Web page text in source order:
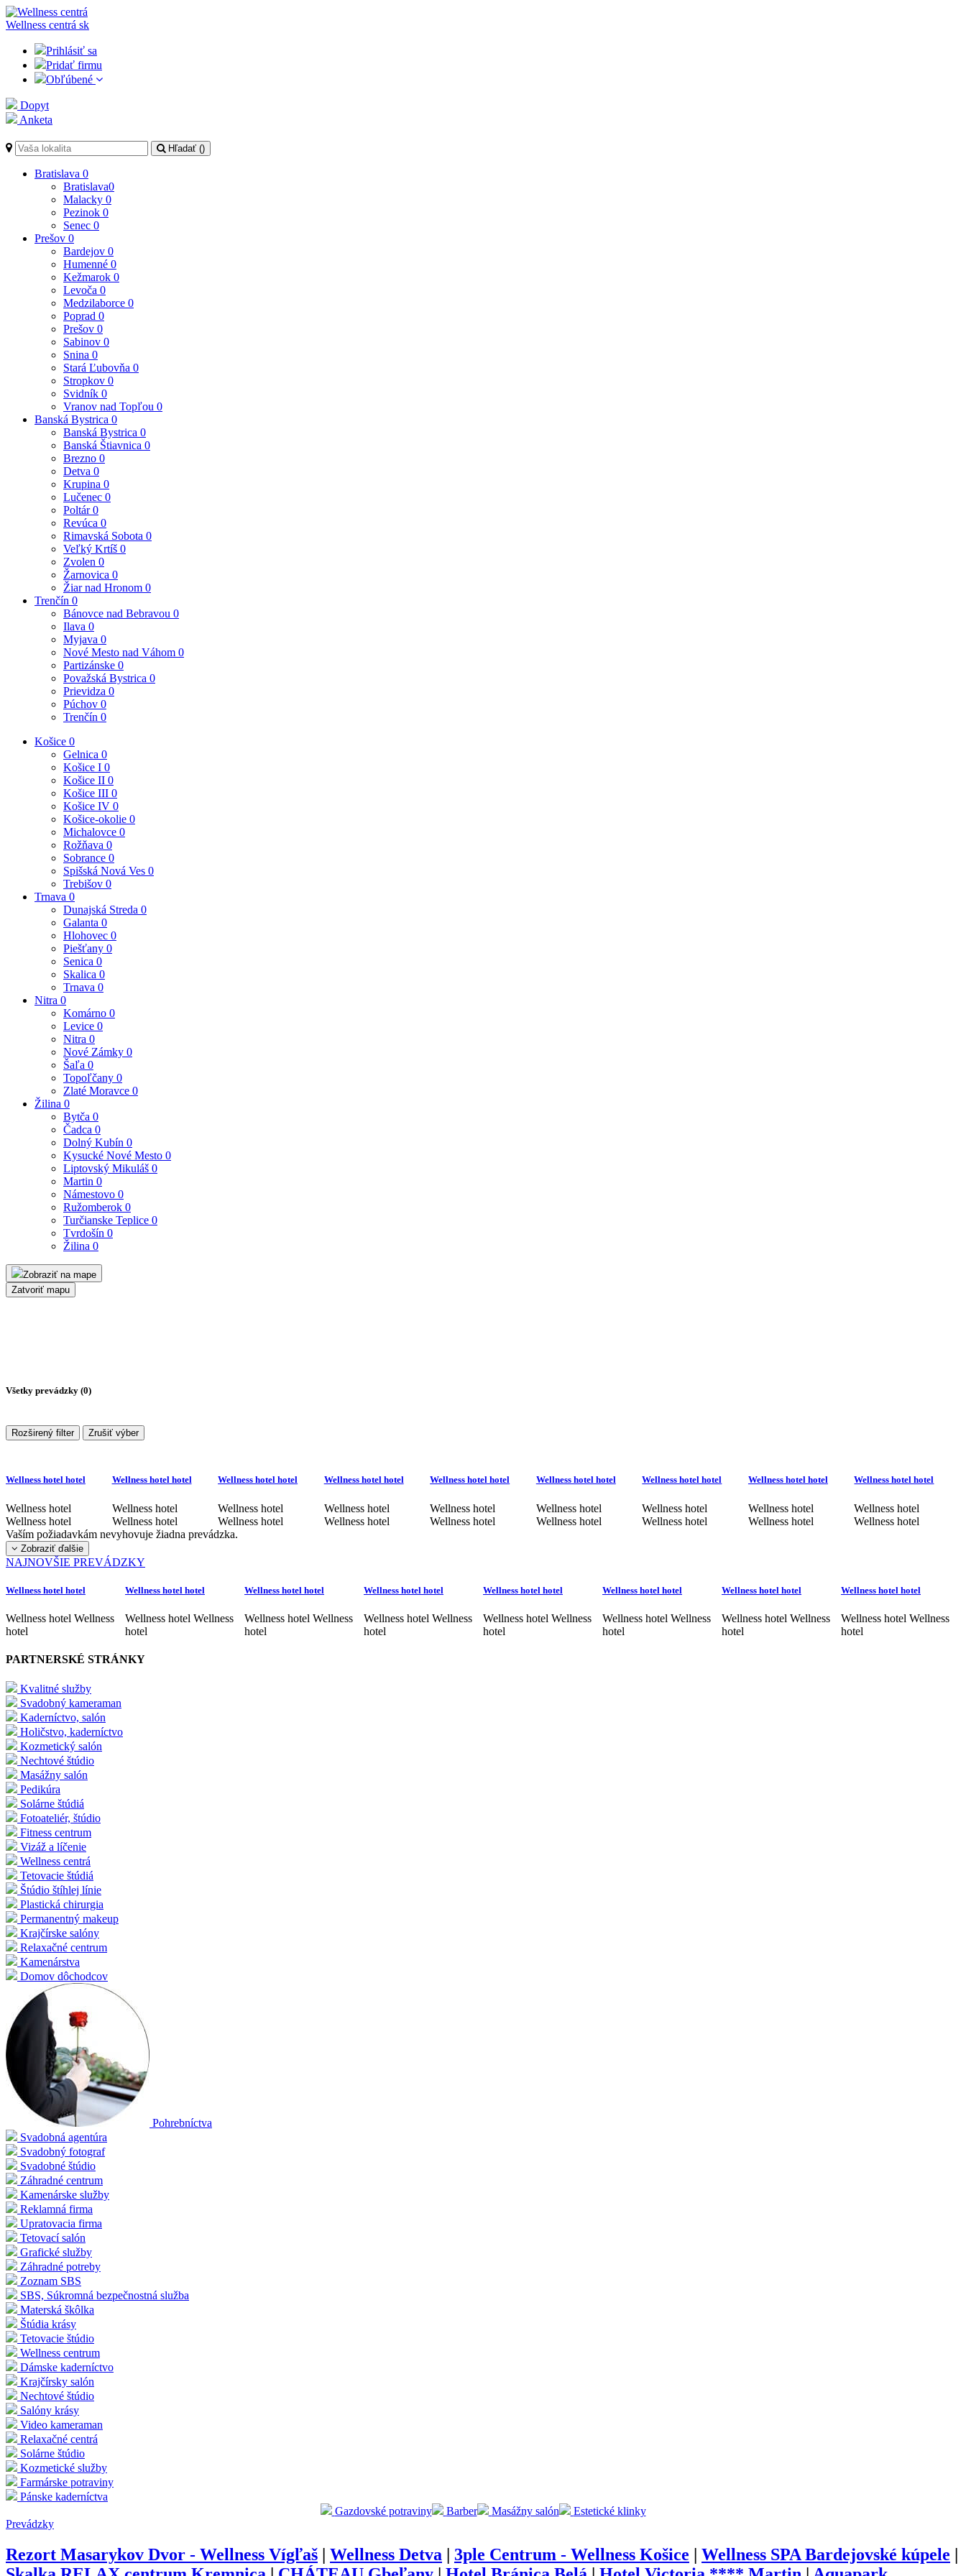
Wellness centrá sk
Prihlásiť sa
Pridať firmu
Obľúbené
Dopyt
Anketa
Hľadať ()
Bratislava 0
Bratislava0
Malacky 0
Pezinok 0
Senec 0
Prešov 0
Bardejov 0
Humenné 0
Kežmarok 0
Levoča 0
Medzilaborce 0
Poprad 0
Prešov 0
Sabinov 0
Snina 0
Stará Ľubovňa 0
Stropkov 0
Svidník 0
Vranov nad Topľou 0
Banská Bystrica 0
Banská Bystrica 0
Banská Štiavnica 0
Brezno 0
Detva 0
Krupina 0
Lučenec 0
Poltár0
Revúca 0
Rimavská Sobota 0
Veľký Krtíš 0
Zvolen 0
Žarnovica 0
Žiar nad Hronom 0
Trenčín 0
Bánovce nad Bebravou 0
Ilava 0
Myjava 0
Nové Mesto nad Váhom 0
Partizánske 0
Považská Bystrica 0
Prievidza 0
Púchov 0
Trenčín 0
Košice 0
Gelnica 0
Košice I 0
Košice II 0
Košice III 0
Košice IV 0
Košice-okolie 0
Michalovce 0
Rožňava 0
Sobrance 0
Spišská Nová Ves 0
Trebišov 0
Trnava 0
Dunajská Streda 0
Galanta 0
Hlohovec 0
Piešťany 0
Senica 0
Skalica 0
Trnava 0
Nitra 0
Komárno 0
Levice 0
Nitra 0
Nové Zámky 0
Šaľa 0
Topoľčany 0
Zlaté Moravce 0
Žilina 0
Bytča 0
Čadca 0
Dolný Kubín 0
Kysucké Nové Mesto 0
Liptovský Mikuláš 0
Martin 0
Námestovo 0
Ružomberok 0
Turčianske Teplice 0
Tvrdošín 0
Žilina 0
Zobraziť na mape
Zatvoriť mapu
Všetky prevádzky (0)
Rozširený filter Zrušiť výber
Wellness hotel hotel
Wellness hotel
Wellness hotel
Wellness hotel hotel
Wellness hotel
Wellness hotel
Wellness hotel hotel
Wellness hotel
Wellness hotel
Wellness hotel hotel
Wellness hotel
Wellness hotel
Wellness hotel hotel
Wellness hotel
Wellness hotel
Wellness hotel hotel
Wellness hotel
Wellness hotel
Wellness hotel hotel
Wellness hotel
Wellness hotel
Wellness hotel hotel
Wellness hotel
Wellness hotel
Wellness hotel hotel
Wellness hotel
Wellness hotel
Vaším požiadavkám nevyhovuje žiadna prevádzka.
Zobraziť ďalšie
NAJNOVŠIE PREVÁDZKY
Wellness hotel hotel
Wellness hotel Wellness
hotel
Wellness hotel hotel
Wellness hotel Wellness
hotel
Wellness hotel hotel
Wellness hotel Wellness
hotel
Wellness hotel hotel
Wellness hotel Wellness
hotel
Wellness hotel hotel
Wellness hotel Wellness
hotel
Wellness hotel hotel
Wellness hotel Wellness
hotel
Wellness hotel hotel
Wellness hotel Wellness
hotel
Wellness hotel hotel
Wellness hotel Wellness
hotel
PARTNERSKÉ STRÁNKY
Kvalitné služby
Svadobný kameraman
Kaderníctvo, salón
Holičstvo, kaderníctvo
Kozmetický salón
Nechtové štúdio
Masážny salón
Pedikúra
Solárne štúdiá
Fotoateliér, štúdio
Fitness centrum
Vizáž a líčenie
Wellness centrá
Tetovacie štúdiá
Štúdio štíhlej línie
Plastická chirurgia
Permanentný makeup
Krajčírske salóny
Relaxačné centrum
Kamenárstva
Domov dôchodcov
Pohrebníctva
Svadobná agentúra
Svadobný fotograf
Svadobné štúdio
Záhradné centrum
Kamenárske služby
Reklamná firma
Upratovacia firma
Tetovací salón
Grafické služby
Záhradné potreby
Zoznam SBS
SBS, Súkromná bezpečnostná služba
Materská škôlka
Štúdia krásy
Tetovacie štúdio
Wellness centrum
Dámske kaderníctvo
Krajčírsky salón
Nechtové štúdio
Salóny krásy
Video kameraman
Relaxačné centrá
Solárne štúdio
Kozmetické služby
Farmárske potraviny
Pánske kaderníctva
Gazdovské potraviny
Barber Masážny salón
Estetické klinky
Prevádzky
Rezort Masarykov Dvor - Wellness Vígľaš Wellness Detva 3ple Centrum - Wellness Košice Wellness SPA Bardejovské kúpele